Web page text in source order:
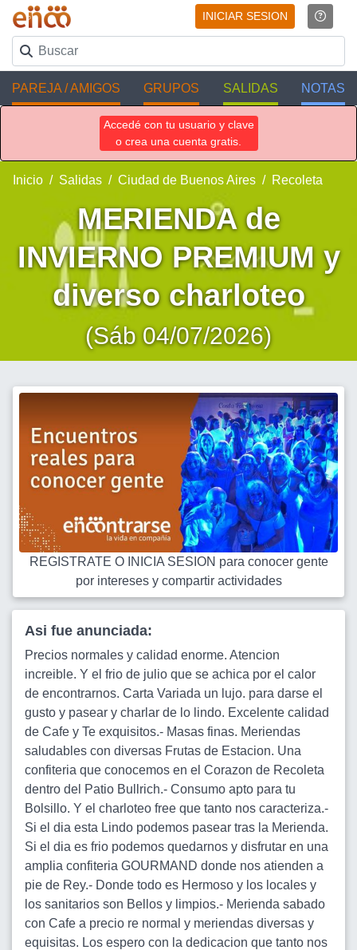
INICIAR SESION
PAREJA / AMIGOS GRUPOS SALIDAS NOTAS
Accedé con tu usuario y clave
o crea una cuenta gratis.
Inicio Salidas Ciudad de Buenos Aires Recoleta
MERIENDA de
INVIERNO PREMIUM y
diverso charloteo
(Sáb 04/07/2026)
REGISTRATE O INICIA SESION para conocer gente
por intereses y compartir actividades
Asi fue anunciada:
Precios normales y calidad enorme. Atencion
increible. Y el frio de julio que se achica por el calor
de encontrarnos. Carta Variada un lujo. para darse el
gusto y pasear y charlar de lo lindo. Excelente calidad
de Cafe y Te exquisitos.- Masas finas. Meriendas
saludables con diversas Frutas de Estacion. Una
confiteria que conocemos en el Corazon de Recoleta
dentro del Patio Bullrich.- Consumo apto para tu
Bolsillo. Y el charloteo free que tanto nos caracteriza.-
Si el dia esta Lindo podemos pasear tras la Merienda.
Si el dia es frio podemos quedarnos y disfrutar en una
amplia confiteria GOURMAND donde nos atienden a
pie de Rey.- Donde todo es Hermoso y los locales y
los sanitarios son Bellos y limpios.- Merienda sabado
con Cafe a precio re normal y meriendas diversas y
equisitas. Los espero con la dedicacion que tanto nos